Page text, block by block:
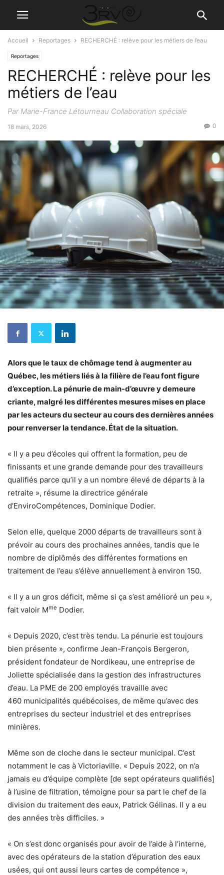
Accueil Reportages RECHERCHÉ : relève pour les métiers de l’eau
Reportages
RECHERCHÉ : relève pour les
métiers de l’eau
Par Marie-France Létourneau Collaboration spéciale
18 mars, 2026 0
Alors que le taux de chômage tend à augmenter au
Québec, les métiers liés à la filière de l’eau font figure
d’exception. La pénurie de main-d’œuvre y demeure
criante, malgré les différentes mesures mises en place
par les acteurs du secteur au cours des dernières années
pour renverser la tendance. État de la situation.
« Il y a peu d’écoles qui offrent la formation, peu de
finissants et une grande demande pour des travailleurs
qualifiés parce qu’il y a un nombre élevé de départs à la
retraite », résume la directrice générale
d’EnviroCompétences, Dominique Dodier.
Selon elle, quelque 2000 départs de travailleurs sont à
prévoir au cours des prochaines années, tandis que le
nombre de diplômés des différentes formations en
traitement de l’eau s’élève annuellement à environ 150.
« Il y a un gros déficit, même si ça s’est amélioré un peu »,
fait valoir Mme Dodier.
« Depuis 2020, c’est très tendu. La pénurie est toujours
bien présente », confirme Jean-François Bergeron,
président fondateur de Nordikeau, une entreprise de
Joliette spécialisée dans la gestion des infrastructures
d’eau. La PME de 200 employés travaille avec
460 municipalités québécoises, de même qu’avec des
entreprises du secteur industriel et des entreprises
minières.
Même son de cloche dans le secteur municipal. C’est
notamment le cas à Victoriaville. « Depuis 2022, on n’a
jamais eu d’équipe complète [de sept opérateurs qualifiés]
à l’usine de filtration, témoigne pour sa part le chef de la
division du traitement des eaux, Patrick Gélinas. Il y a eu
des années très difficiles. »
« On s’est donc organisés pour avoir de l’aide à l’interne,
avec des opérateurs de la station d’épuration des eaux
usées, qui ont aussi leurs cartes de compétence »,